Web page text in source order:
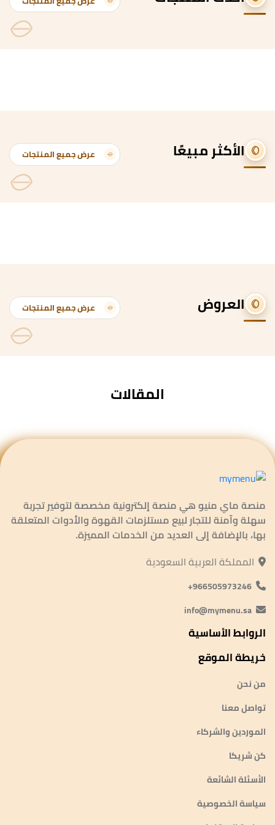
الأكثر مبيعًا عرض جميع المنتجات
العروض عرض جميع المنتجات
المقالات
منصة ماي منيو هي منصة إلكترونية مخصصة لتوفير تجربة
سهلة وآمنة للتجار لبيع مستلزمات القهوة والأدوات المتعلقة
بها، بالإضافة إلى العديد من الخدمات المميزة.
المملكة العربية السعودية
966505973246+
info@mymenu.sa
الروابط الأساسية
خريطة الموقع
من نحن
تواصل معنا
الموردين والشركاء
كن شريكا
الأسئلة الشائعة
سياسة الخصوصية